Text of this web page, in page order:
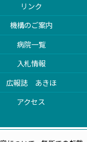
リンク
機構のご案内
病院一覧
入札情報
広報誌 あきほ
アクセス